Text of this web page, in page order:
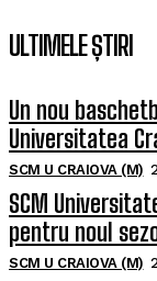
ULTIMELE ȘTIRI
Un nou
Universitatea
SCM U CRAIOVA (M)
SCM
pentru noul
SCM U CRAIOVA (M)